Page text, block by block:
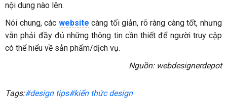
nội dung nào lên.
Nói chung, các website càng tối giản, rõ ràng càng tốt, nhưng
vẫn phải đầy đủ những thông tin cần thiết để người truy cập
có thể hiểu về sản phẩm/dịch vụ.
Nguồn: webdesignerdepot
Tags:#design tips#kiến thức design